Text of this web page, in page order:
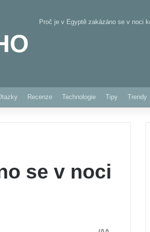
Proč je v Egyptě zakázáno se v noci
Recenze Technologie Tipy Trendy
se v noci